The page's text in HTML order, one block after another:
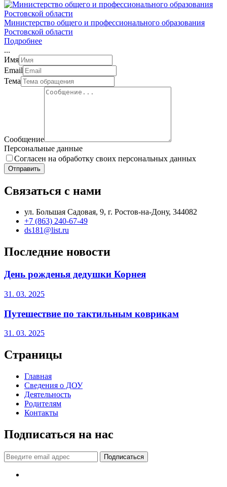
Министерство общего и профессионального образования
Ростовской области
Подробнее
...
Имя
Email
Тема
Сообщение
Персональные данные
Согласен на обработку своих персональных данных
Отправить
Связаться с нами
ул. Большая Садовая, 9, г. Ростов-на-Дону, 344082
+7 (863) 240-67-49
ds181@list.ru
Последние новости
День рожденья дедушки Корнея
31. 03. 2025
Путешествие по тактильным коврикам
31. 03. 2025
Страницы
Главная
Сведения о ДОУ
Деятельность
Родителям
Контакты
Подписаться на нас